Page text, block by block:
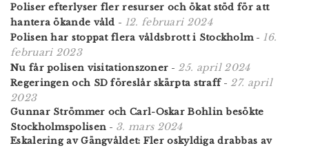
Poliser efterlyser fler resurser och ökat stöd för att
hantera ökande våld - 12. februari 2024
Polisen har stoppat flera våldsbrott i Stockholm- 16.
februari 2023
Nu får polisen visitationszoner - 25. april 2024
Regeringen och SD föreslår skärpta straff- 27. april
2023
Gunnar Strömmer och Carl-Oskar Bohlin besökte
Stockholmspolisen - 3. mars 2024
Eskalering av Gängvåldet: Fler oskyldiga drabbas av